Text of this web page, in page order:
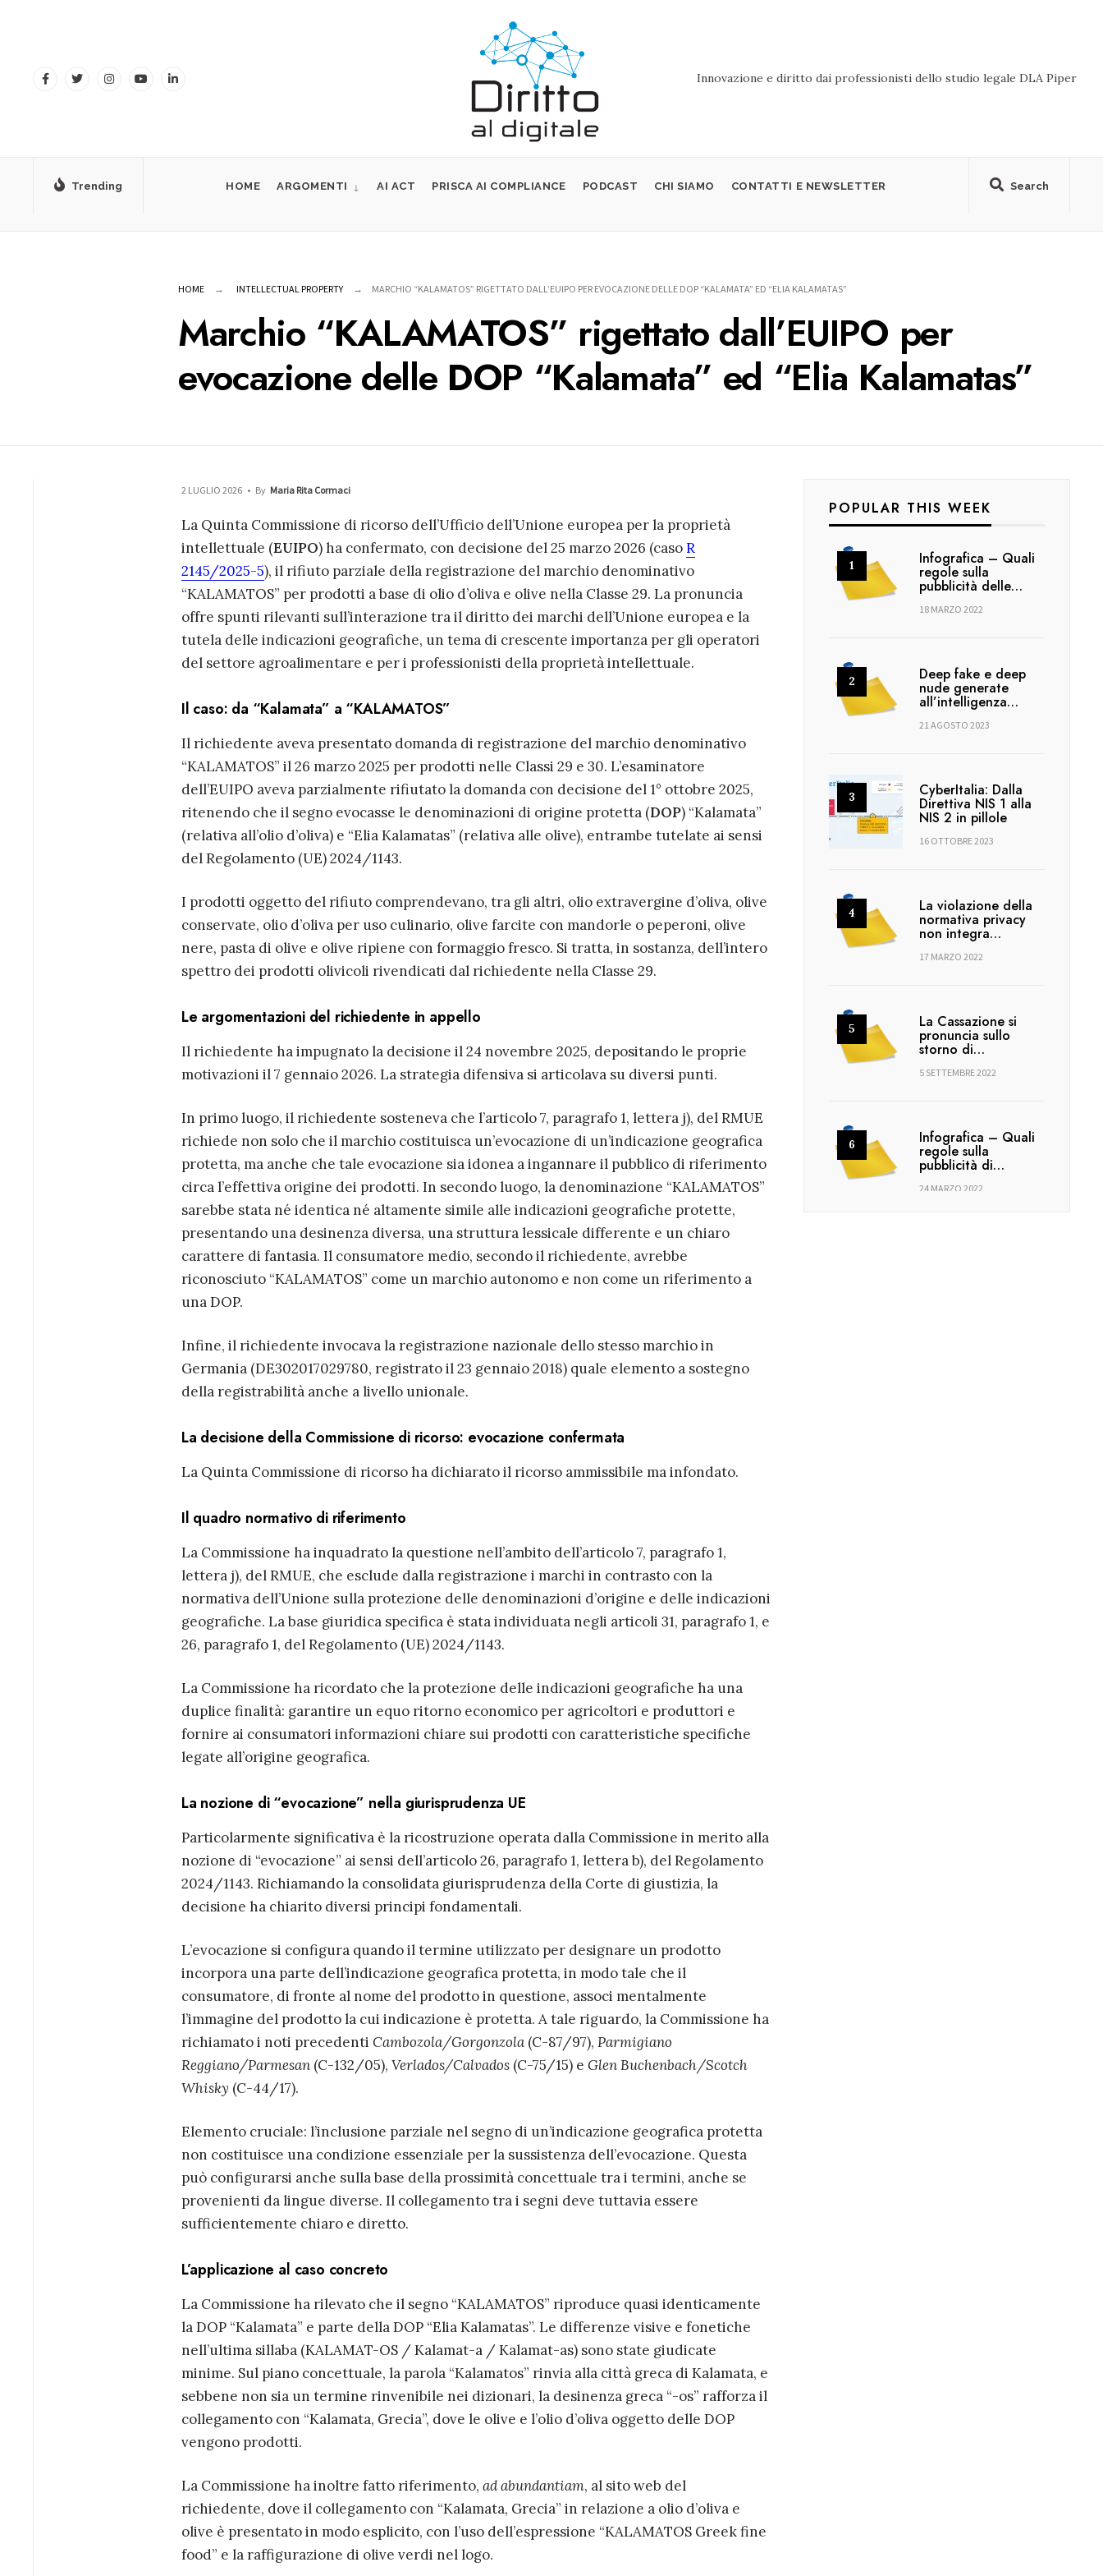
Innovazione e diritto dai professionisti dello studio legale DLA Piper
Trending Search
HOME ARGOMENTI AI ACT PRISCA AI COMPLIANCE PODCAST CHI SIAMO CONTATTI E NEWSLETTER
HOME INTELLECTUAL PROPERTY MARCHIO “KALAMATOS” RIGETTATO DALL’EUIPO PER EVOCAZIONE DELLE DOP “KALAMATA” ED “ELIA KALAMATAS”
Marchio “KALAMATOS” rigettato dall’EUIPO per
evocazione delle DOP “Kalamata” ed “Elia Kalamatas”
2 LUGLIO 2026 • By Maria Rita Cormaci
La Quinta Commissione di ricorso dell’Ufficio dell’Unione europea per la proprietà
intellettuale (EUIPO) ha confermato, con decisione del 25 marzo 2026 (casoR
2145/2025-5), il rifiuto parziale della registrazione del marchio denominativo
“KALAMATOS” per prodotti a base di olio d’oliva e olive nella Classe 29. La pronuncia
offre spunti rilevanti sull’interazione tra il diritto dei marchi dell’Unione europea e la
tutela delle indicazioni geografiche, un tema di crescente importanza per gli operatori
del settore agroalimentare e per i professionisti della proprietà intellettuale.
Il caso: da “Kalamata” a “KALAMATOS”
Il richiedente aveva presentato domanda di registrazione del marchio denominativo
“KALAMATOS” il 26 marzo 2025 per prodotti nelle Classi 29 e 30. L’esaminatore
dell’EUIPO aveva parzialmente rifiutato la domanda con decisione del 1° ottobre 2025,
ritenendo che il segno evocasse le denominazioni di origine protetta (DOP) “Kalamata”
(relativa all’olio d’oliva) e “Elia Kalamatas” (relativa alle olive), entrambe tutelate ai sensi
del Regolamento (UE) 2024/1143.
I prodotti oggetto del rifiuto comprendevano, tra gli altri, olio extravergine d’oliva, olive
conservate, olio d’oliva per uso culinario, olive farcite con mandorle o peperoni, olive
nere, pasta di olive e olive ripiene con formaggio fresco. Si tratta, in sostanza, dell’intero
spettro dei prodotti olivicoli rivendicati dal richiedente nella Classe 29.
Le argomentazioni del richiedente in appello
Il richiedente ha impugnato la decisione il 24 novembre 2025, depositando le proprie
motivazioni il 7 gennaio 2026. La strategia difensiva si articolava su diversi punti.
In primo luogo, il richiedente sosteneva che l’articolo 7, paragrafo 1, lettera j), del RMUE
richiede non solo che il marchio costituisca un’evocazione di un’indicazione geografica
protetta, ma anche che tale evocazione sia idonea a ingannare il pubblico di riferimento
circa l’effettiva origine dei prodotti. In secondo luogo, la denominazione “KALAMATOS”
sarebbe stata né identica né altamente simile alle indicazioni geografiche protette,
presentando una desinenza diversa, una struttura lessicale differente e un chiaro
carattere di fantasia. Il consumatore medio, secondo il richiedente, avrebbe
riconosciuto “KALAMATOS” come un marchio autonomo e non come un riferimento a
una DOP.
Infine, il richiedente invocava la registrazione nazionale dello stesso marchio in
Germania (DE302017029780, registrato il 23 gennaio 2018) quale elemento a sostegno
della registrabilità anche a livello unionale.
La decisione della Commissione di ricorso: evocazione confermata
La Quinta Commissione di ricorso ha dichiarato il ricorso ammissibile ma infondato.
Il quadro normativo di riferimento
La Commissione ha inquadrato la questione nell’ambito dell’articolo 7, paragrafo 1,
lettera j), del RMUE, che esclude dalla registrazione i marchi in contrasto con la
normativa dell’Unione sulla protezione delle denominazioni d’origine e delle indicazioni
geografiche. La base giuridica specifica è stata individuata negli articoli 31, paragrafo 1, e
26, paragrafo 1, del Regolamento (UE) 2024/1143.
La Commissione ha ricordato che la protezione delle indicazioni geografiche ha una
duplice finalità: garantire un equo ritorno economico per agricoltori e produttori e
fornire ai consumatori informazioni chiare sui prodotti con caratteristiche specifiche
legate all’origine geografica.
La nozione di “evocazione” nella giurisprudenza UE
Particolarmente significativa è la ricostruzione operata dalla Commissione in merito alla
nozione di “evocazione” ai sensi dell’articolo 26, paragrafo 1, lettera b), del Regolamento
2024/1143. Richiamando la consolidata giurisprudenza della Corte di giustizia, la
decisione ha chiarito diversi principi fondamentali.
L’evocazione si configura quando il termine utilizzato per designare un prodotto
incorpora una parte dell’indicazione geografica protetta, in modo tale che il
consumatore, di fronte al nome del prodotto in questione, associ mentalmente
l’immagine del prodotto la cui indicazione è protetta. A tale riguardo, la Commissione ha
richiamato i noti precedenti Cambozola/Gorgonzola(C-87/97), Parmigiano
Reggiano/Parmesan(C-132/05), Verlados/Calvados(C-75/15) e Glen Buchenbach/Scotch
Whisky (C-44/17).
Elemento cruciale: l’inclusione parziale nel segno di un’indicazione geografica protetta
non costituisce una condizione essenziale per la sussistenza dell’evocazione. Questa
può configurarsi anche sulla base della prossimità concettuale tra i termini, anche se
provenienti da lingue diverse. Il collegamento tra i segni deve tuttavia essere
sufficientemente chiaro e diretto.
L’applicazione al caso concreto
La Commissione ha rilevato che il segno “KALAMATOS” riproduce quasi identicamente
la DOP “Kalamata” e parte della DOP “Elia Kalamatas”. Le differenze visive e fonetiche
nell’ultima sillaba (KALAMAT-OS / Kalamat-a / Kalamat-as) sono state giudicate
minime. Sul piano concettuale, la parola “Kalamatos” rinvia alla città greca di Kalamata, e
sebbene non sia un termine rinvenibile nei dizionari, la desinenza greca “-os” rafforza il
collegamento con “Kalamata, Grecia”, dove le olive e l’olio d’oliva oggetto delle DOP
vengono prodotti.
La Commissione ha inoltre fatto riferimento, ad abundantiam, al sito web del
richiedente, dove il collegamento con “Kalamata, Grecia” in relazione a olio d’oliva e
olive è presentato in modo esplicito, con l’uso dell’espressione “KALAMATOS Greek fine
food” e la raffigurazione di olive verdi nel logo.
POPULAR THIS WEEK
Infografica – Quali
regole sulla
pubblicità delle…
18 MARZO 2022
Deep fake e deep
nude generate
all’intelligenza…
21 AGOSTO 2023
CyberItalia: Dalla
Direttiva NIS 1 alla
NIS 2 in pillole
16 OTTOBRE 2023
La violazione della
normativa privacy
non integra…
17 MARZO 2022
La Cassazione si
pronuncia sullo
storno di…
5 SETTEMBRE 2022
Infografica – Quali
regole sulla
pubblicità di…
24 MARZO 2022